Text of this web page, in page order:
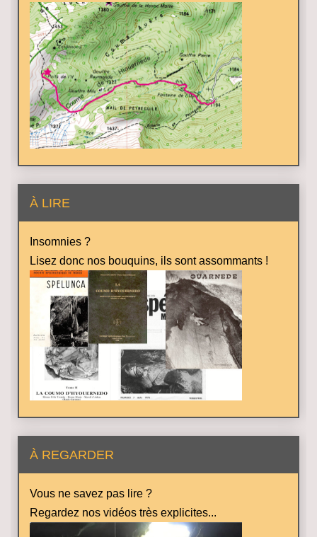
À LIRE
Insomnies ?
Lisez donc nos bouquins, ils sont assommants !
À REGARDER
Vous ne savez pas lire ?
Regardez nos vidéos très explicites...